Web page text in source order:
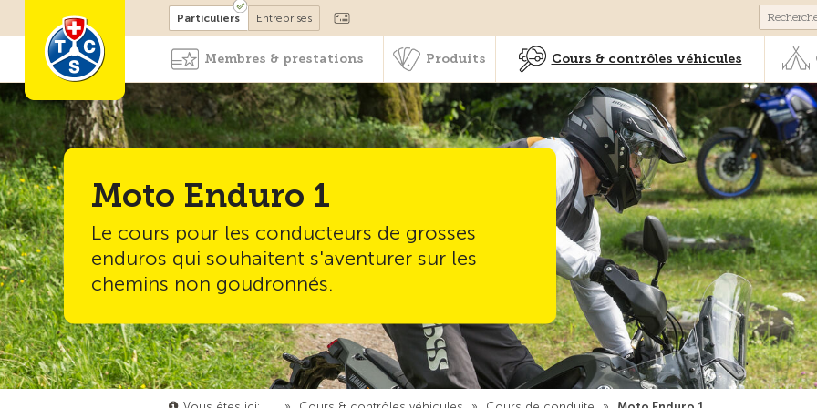
Devenir membre Cours & contrôles
Particuliers Entreprises
Membres & prestations Produits Cours & contrôles véhicules
Moto Enduro 1
Le cours pour les conducteurs de grosses
enduros qui souhaitent s'aventurer sur les
chemins non goudronnés.